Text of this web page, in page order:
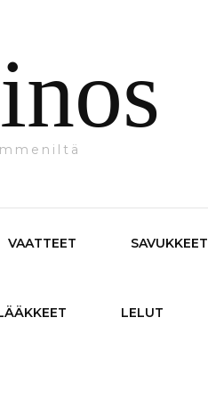
VAATTEET SAVUKKEET
LELUT